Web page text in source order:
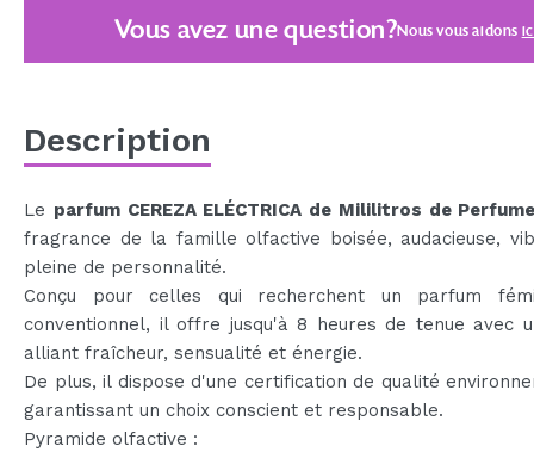
Vous avez une question?Nous vous aidons
Description
Le parfum CEREZA ELÉCTRICA de Mililitros de
fragrance de la famille olfactive boisée, audacieuse,
pleine de personnalité.
Conçu pour celles qui recherchent un parfum
conventionnel, il offre jusqu'à 8 heures de tenue avec
alliant fraîcheur, sensualité et énergie.
De plus, il dispose d'une certification de qualité
garantissant un choix conscient et responsable.
Pyramide olfactive :